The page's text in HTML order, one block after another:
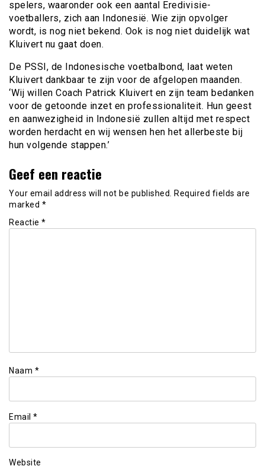
spelers, waaronder ook een aantal Eredivisie-
voetballers, zich aan Indonesië. Wie zijn opvolger
wordt, is nog niet bekend. Ook is nog niet duidelijk wat
Kluivert nu gaat doen.
De PSSI, de Indonesische voetbalbond, laat weten
Kluivert dankbaar te zijn voor de afgelopen maanden.
‘Wij willen Coach Patrick Kluivert en zijn team bedanken
voor de getoonde inzet en professionaliteit. Hun geest
en aanwezigheid in Indonesië zullen altijd met respect
worden herdacht en wij wensen hen het allerbeste bij
hun volgende stappen.’
Geef een reactie
Your email address will not be published.
Required fields are
marked *
Reactie *
Naam *
Email *
Website